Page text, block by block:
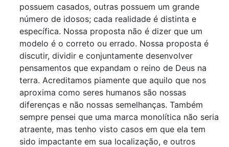
possuem casados, outras possuem um grande
número de idosos; cada realidade é distinta e
específica. Nossa proposta não é dizer que um
modelo é o correto ou errado. Nossa proposta é
discutir, dividir e conjuntamente desenvolver
pensamentos que expandam o reino de Deus na
terra. Acreditamos piamente que aquilo que nos
aproxima como seres humanos são nossas
diferenças e não nossas semelhanças. Também
sempre pensei que uma marca monolítica não seria
atraente, mas tenho visto casos em que ela tem
sido impactante em sua localização, e outros